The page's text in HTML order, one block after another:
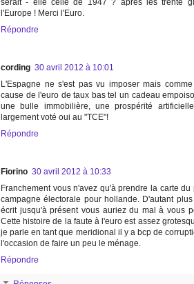
serait - elle celle de 1947 ? après les trente
l'Europe ! Merci l'Euro.
Répondre
cording 30 avril 2012 à 10:01
L'Espagne ne s'est pas vu imposer mais
cause de l'euro de taux bas tel un cadeau
une bulle immobilière, une prospérité
largement voté oui au "TCE"!
Répondre
Fiorino 30 avril 2012 à 10:33
Franchement vous n'avez qu'à prendre la carte
campagne électorale pour hollande. D'autant
écrit jusqu'à présent vous auriez du mal à vous
Cette histoire de la faute à l'euro est assez
je parle en tant que meridional il y a bcp de
l'occasion de faire un peu le ménage.
Répondre